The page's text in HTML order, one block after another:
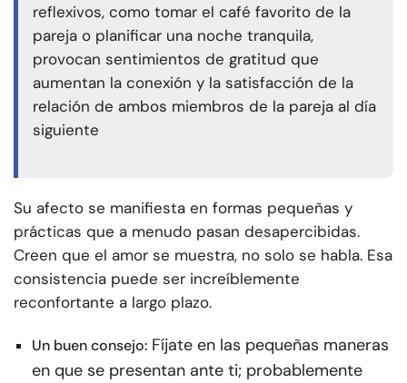
reflexivos, como tomar el café favorito de la
pareja o planificar una noche tranquila,
provocan sentimientos de gratitud que
aumentan la conexión y la satisfacción de la
relación de ambos miembros de la pareja al día
siguiente
Su afecto se manifiesta en formas pequeñas y
prácticas que a menudo pasan desapercibidas.
Creen que el amor se muestra, no solo se habla. Esa
consistencia puede ser increíblemente
reconfortante a largo plazo.
Un buen consejo: Fíjate en las pequeñas maneras
en que se presentan ante ti; probablemente